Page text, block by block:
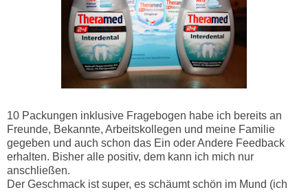
10 Packungen inklusive Fragebogen habe ich bereits an
Freunde, Bekannte, Arbeitskollegen und meine Familie
gegeben und auch schon das Ein oder Andere Feedback
erhalten. Bisher alle positiv, dem kann ich mich nur
anschließen.
Der Geschmack ist super, es schäumt schön im Mund (ich